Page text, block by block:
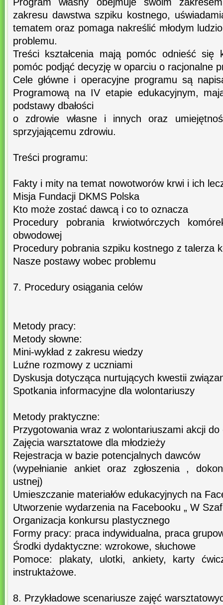
zakresu dawstwa szpiku kostnego,
tematem oraz pomaga nakreślić młodym
problemu.
Treści kształcenia mają pomóc odnieść się
pomóc podjąć decyzję w oparciu o racjonalne
Cele główne i operacyjne programu są
Programową na IV etapie edukacyjnym,
podstawy dbałości
o zdrowie własne i innych oraz
sprzyjającemu zdrowiu.
Treści programu:
Fakty i mity na temat nowotworów krwi i ich
Misja Fundacji DKMS Polska
Kto może zostać dawcą i co to oznacza
Procedury pobrania krwiotwórczych
obwodowej
Procedury pobrania szpiku kostnego z talerza
Nasze postawy wobec problemu
7. Procedury osiągania celów
Metody pracy:
Metody słowne:
Mini-wykład z zakresu wiedzy
Luźne rozmowy z uczniami
Dyskusja dotycząca nurtujących kwestii
Spotkania informacyjne dla wolontariuszy
Metody praktyczne:
Przygotowania wraz z wolontariuszami akcji
Zajęcia warsztatowe dla młodzieży
Rejestracja w bazie potencjalnych dawców
(wypełnianie ankiet oraz zgłoszenia ,
ustnej)
Umieszczanie materiałów edukacyjnych na
Utworzenie wydarzenia na Facebooku „ W
Organizacja konkursu plastycznego
Formy pracy: praca indywidualna, praca
Środki dydaktyczne: wzrokowe, słuchowe
Pomoce: plakaty, ulotki, ankiety, karty
instruktażowe.
8. Przykładowe scenariusze zajęć